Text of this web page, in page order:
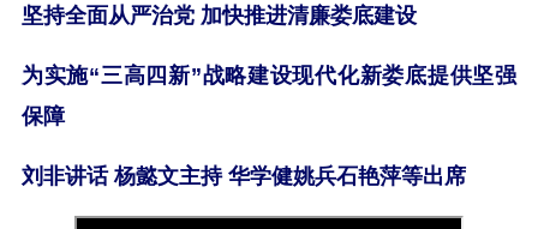
坚持全面从严治党 加快推进清廉娄底建设
为实施“三高四新”战略建设现代化新娄底提供坚强
保障
刘非讲话 杨懿文主持 华学健姚兵石艳萍等出席